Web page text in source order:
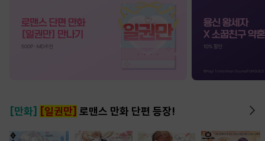
[만화] [일권만] 로맨스 만화 단편 등장!